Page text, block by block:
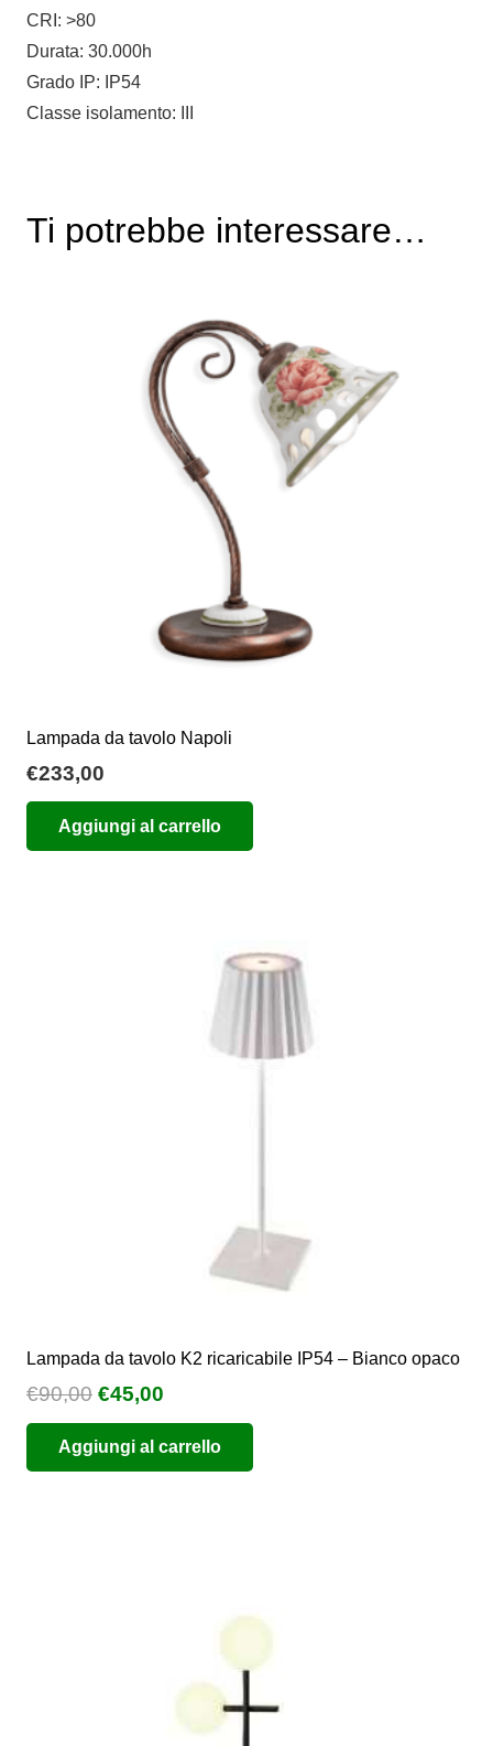
CRI: >80
Durata: 30.000h
Grado IP: IP54
Classe isolamento: III
Ti potrebbe interessare…
Lampada da tavolo Napoli
€233,00
Aggiungi al carrello
Lampada da tavolo K2 ricaricabile IP54 – Bianco opaco
€90,00 Il
prezzo
originale
era:
€45,00
prezzo
attuale
è:
Aggiungi al carrello